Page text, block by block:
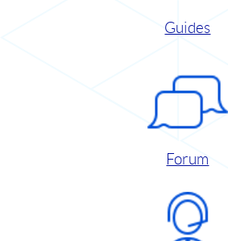
Guides
Forum